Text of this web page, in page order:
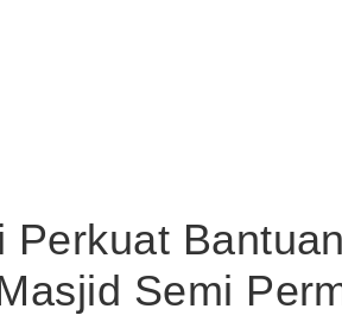
Perkuat
Semi